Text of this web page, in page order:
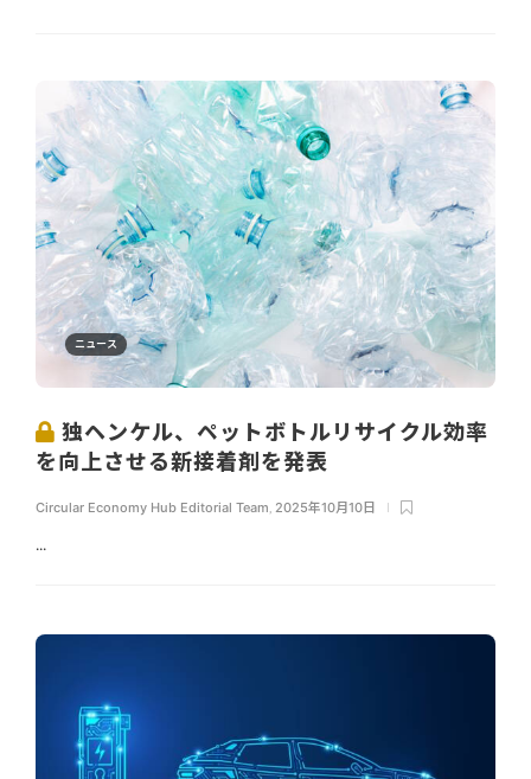
ニュース
独ヘンケル、ペットボトルリサイクル効率
を向上させる新接着剤を発表
Circular Economy Hub Editorial Team, 2025年10月10日
...